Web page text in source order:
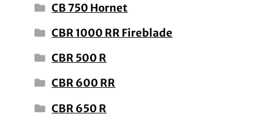
CB 750 Hornet
CBR 1000 RR Fireblade
CBR 500 R
CBR 600 RR
CBR 650 R